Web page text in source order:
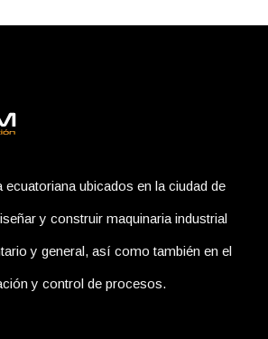
ubicados en la ciudad de
y construir maquinaria industrial
y general, así como también en el
y control de procesos.